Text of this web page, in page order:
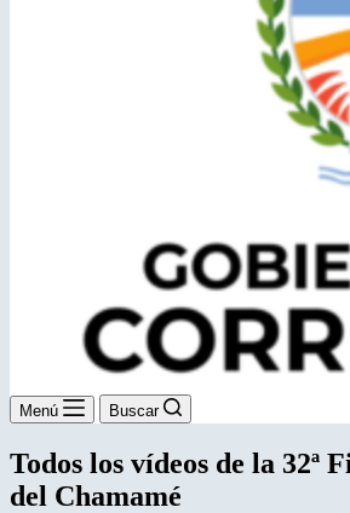
Menú Buscar
Todos los vídeos de la 32ª
del Chamamé